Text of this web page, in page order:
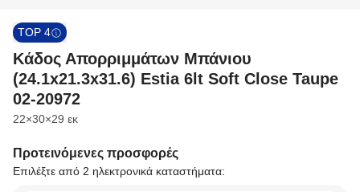
TOP 4
Κάδος Απορριμμάτων Μπάνιου
(24.1x21.3x31.6) Estia 6lt Soft Close Taupe
02-20972
Διαστάσεις
22×30×29 εκ
Προτεινόμενες προσφορές
Επιλέξτε από 2 ηλεκτρονικά καταστήματα: